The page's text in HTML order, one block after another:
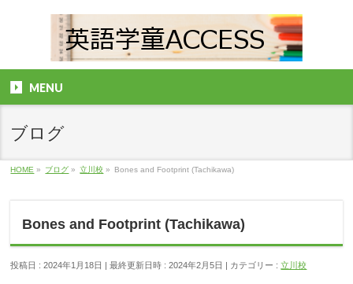
MENU
ブログ
HOME » ブログ » 立川校 » Bones and Footprint (Tachikawa)
Bones and Footprint (Tachikawa)
投稿日 : 2024年1月18日 最終更新日時 : 2024年2月5日 カテゴリー :立川校